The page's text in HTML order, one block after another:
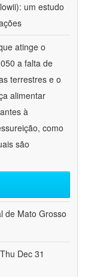
um estudo
atinge o
a falta de
terrestres e o
alimentar
à
como
são
de Mato Grosso
Dec 31